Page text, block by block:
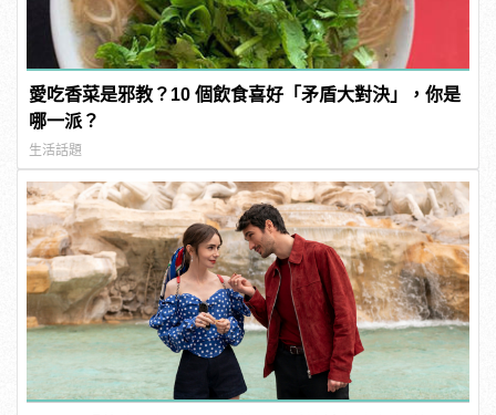
愛吃香菜是邪教？10 個飲食喜好「矛盾大對決」，你是
哪一派？
生活話題